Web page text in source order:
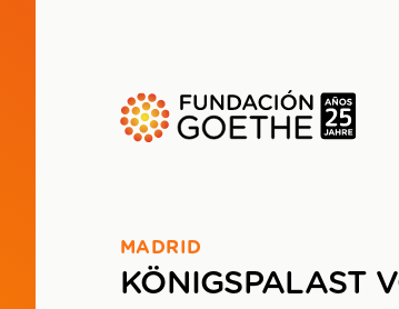
MADRID
KÖNIGSPALAST